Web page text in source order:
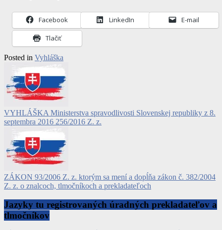
Facebook LinkedIn E-mail
Tlačiť
Posted in Vyhláška
VYHLÁŠKA Ministerstva spravodlivosti Slovenskej republiky z 8.
septembra 2016 256/2016 Z. z.
ZÁKON 93/2006 Z. z. ktorým sa mení a dopĺňa zákon č. 382/2004
Z. z. o znalcoch, tlmočníkoch a prekladateľoch
Jazyky tu registrovaných úradných prekladateľov a
tlmočníkov